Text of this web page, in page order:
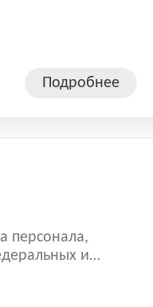
Подробнее
персонала,
и
из